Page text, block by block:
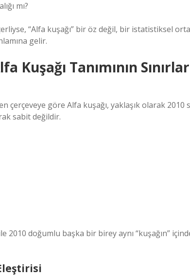
mı?
“Alfa kuşağı” bir öz değil, bir istatistiksel
gelir.
Kuşağı Tanımının
göre Alfa kuşağı, yaklaşık olarak 2010
sabit değildir.
doğumlu başka bir birey aynı “kuşağın”